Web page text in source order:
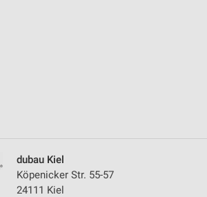
dubau Kiel
Köpenicker Str. 55-57
24111 Kiel
Standortdaten
aktiv angeforderten Informationen